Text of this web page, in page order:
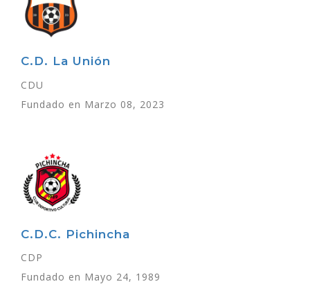
C.D. La Unión
CDU
Fundado en Marzo 08, 2023
C.D.C. Pichincha
CDP
Fundado en Mayo 24, 1989